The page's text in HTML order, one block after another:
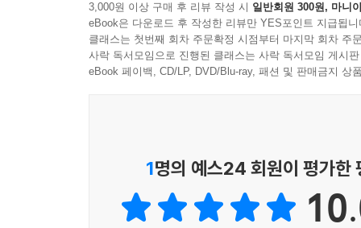
달걀_명란달걀찜
생선_매콤 멸치볶음
생선_아몬드멸치볶음
가공 식재료_어묵볶음
채소_시금치무침
채소_얼갈이된장무침
채소_오이무침
100》과 함께 맛있고 건강한 집밥 쉽게 해 드세요!
3,000원 이상 구매 후 리뷰 작성 시 일반회원 300원, 마니
eBook은 다운로드 후 작성한 리뷰만 YES포인트 지급됩니
클래스는 첫번째 회차 주문확정 시점부터 마지막 회차 주
사락 독서모임으로 진행된 클래스는 사락 독서모임 게시
eBook 페이백, CD/LP, DVD/Blu-ray, 패션 및 판매금지 상
1명의 예스24 회원이 평가한